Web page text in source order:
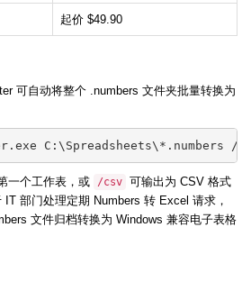
起价 $49.90
可自动将整个 .numbers 文件夹批量转换为
C:\Spreadsheets\*.numbers
一个工作表，或 /csv 可输出为 CSV 格式
IT 部门处理定期 Numbers 转 Excel 请求，
文件归档转换为 Windows 兼容电子表格